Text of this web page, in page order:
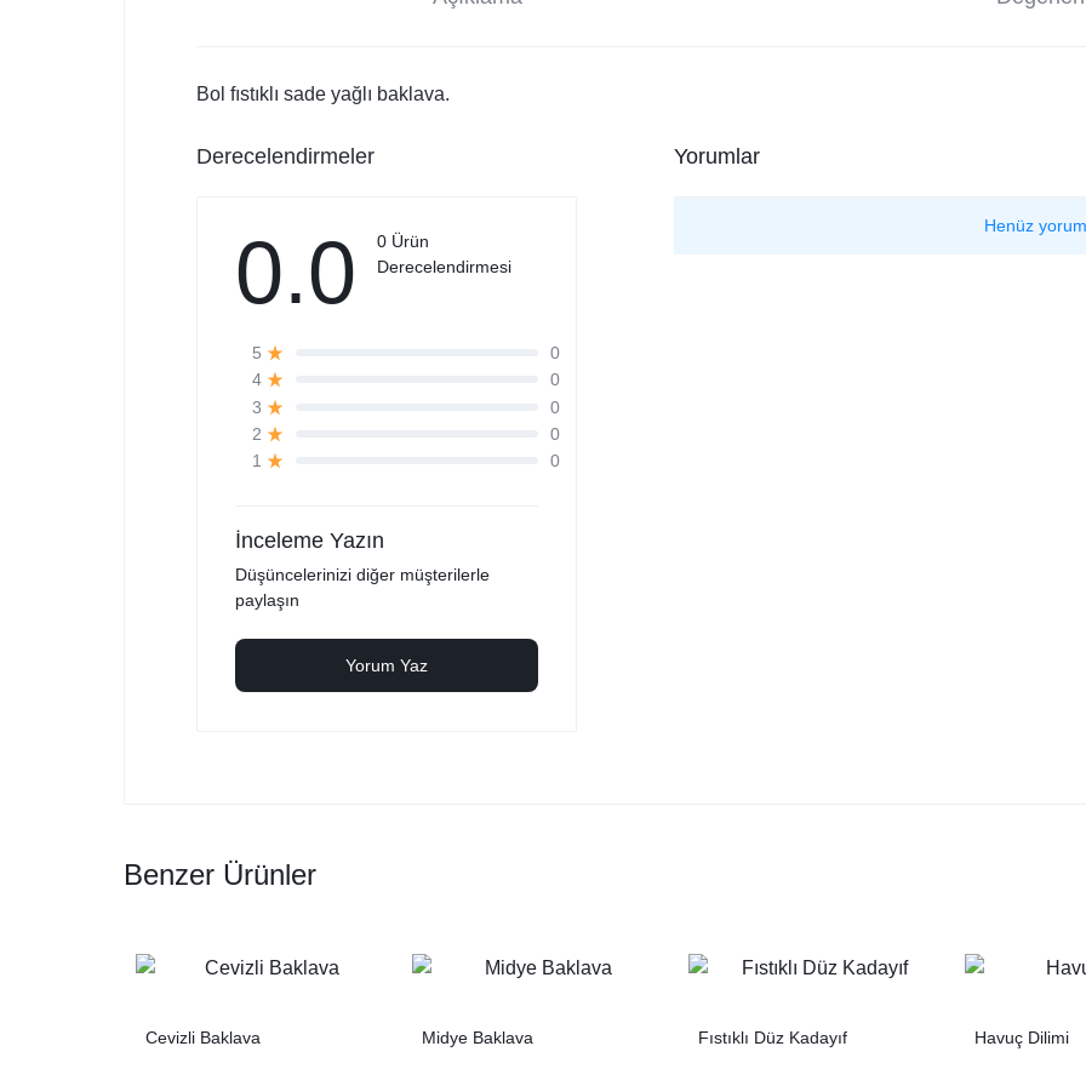
Bol fıstıklı sade yağlı baklava.
Derecelendirmeler
0.0
0 Ürün
Derecelendirmesi
5
0
4
0
3
0
2
0
1
0
İnceleme Yazın
Düşüncelerinizi diğer müşterilerle
paylaşın
Yorum Yaz
Yorumlar
Henüz
Benzer Ürünler
Cevizli Baklava Midye Baklava Fıstıklı Düz Kadayıf Havuç Dilimi